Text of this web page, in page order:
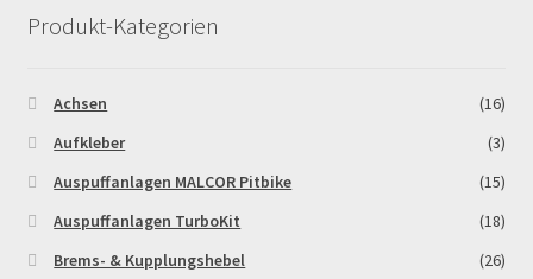
Zahlung & Versand
Zahlungsarten
Produkt-Kategorien
Achsen
(16)
Aufkleber
(3)
Auspuffanlagen MALCOR Pitbike
(15)
Auspuffanlagen TurboKit
(18)
Brems- & Kupplungshebel
(26)